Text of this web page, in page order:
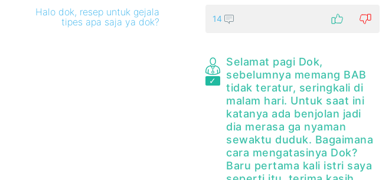
Halo dok, resep untuk gejala
tipes apa saja ya dok?
14
Selamat pagi Dok,
sebelumnya memang BAB
tidak teratur, seringkali di
malam hari. Untuk saat ini
katanya ada benjolan jadi
dia merasa ga nyaman
sewaktu duduk. Bagaimana
cara mengatasinya Dok?
Baru pertama kali istri saya